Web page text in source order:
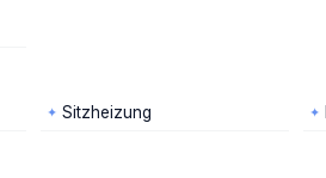
✦ Sitzheizung ✦